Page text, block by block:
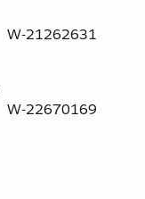
W-21262631
W-22670169